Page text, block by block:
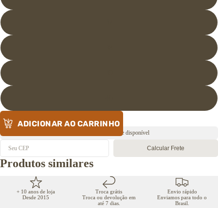
ADICIONAR AO CARRINHO
Envio rápido ⚡️ Estoque disponível
Calcular Frete
Produtos similares
+ 10 anos de loja
Desde 2015
Troca grátis
Troca ou devolução em
até 7 dias.
Envio rápido
Enviamos para todo o
Brasil.